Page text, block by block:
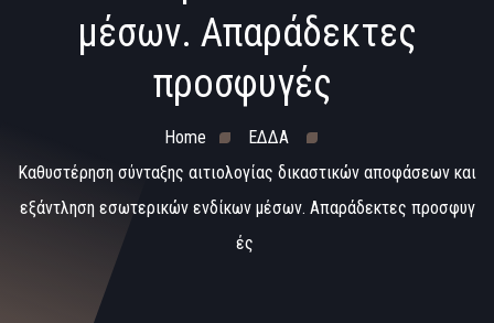
μέσων. Απαράδεκτες
προσφυγές
Home
ΕΔΔΑ
Καθυστέρηση σύνταξης αιτιολογίας δικαστικών αποφάσεων και
εξάντληση εσωτερικών ενδίκων μέσων. Απαράδεκτες προσφυγ
ές